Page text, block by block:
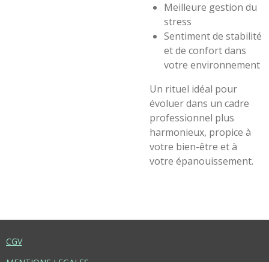
Meilleure gestion du
stress
Sentiment de stabilité
et de confort dans
votre environnement
Un rituel idéal pour
évoluer dans un cadre
professionnel plus
harmonieux, propice à
votre bien-être et à
votre épanouissement.
CGV